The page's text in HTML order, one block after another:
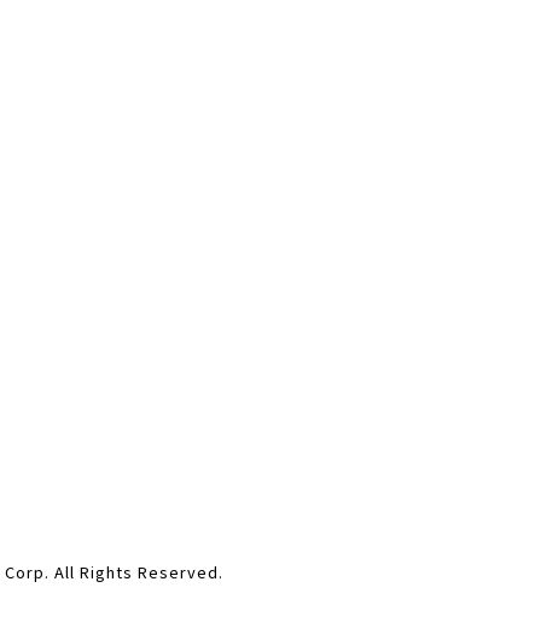
Corp. All Rights Reserved.